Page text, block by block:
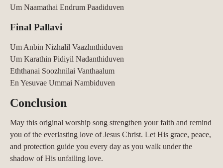
Um Naamathai Endrum Paadiduven
Final Pallavi
Um Anbin Nizhalil Vaazhnthiduven
Um Karathin Pidiyil Nadanthiduven
Eththanai Soozhnilai Vanthaalum
En Yesuvae Ummai Nambiduven
Conclusion
May this original worship song strengthen your faith and remind
you of the everlasting love of Jesus Christ. Let His grace, peace,
and protection guide you every day as you walk under the
shadow of His unfailing love.